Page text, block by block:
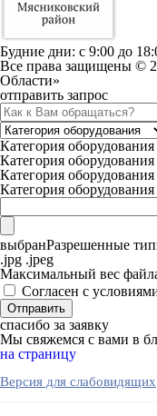
Будние дни: c 9:00 до
Все права защищены ©
Области»
отправить запрос
Категория оборудования
Категория оборудования
Категория оборудования
Категория оборудования
выбранРазрешенные
.jpg .jpeg
Максимальный вес
Согласен с
спасибо за заявку
Мы свяжемся с вами в
на страницу
Версия для слабовидящих